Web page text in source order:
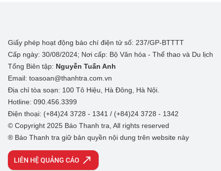
Giấy phép hoạt động báo chí điện tử số: 237/GP-BTTTT
Cấp ngày: 30/08/2024; Nơi cấp: Bộ Văn hóa - Thể thao và Du lịch
Tổng Biên tập: Nguyễn Tuấn Anh
Email: toasoan@thanhtra.com.vn
Địa chỉ tòa soạn: 100 Tô Hiệu, Hà Đông, Hà Nội.
Hotline: 090.456.3399
Điện thoại: (+84)24 3728 - 1341 / (+84)24 3728 - 1342
© Copyright 2025 Báo Thanh tra, All rights reserved
® Báo Thanh tra giữ bản quyền nội dung trên website này
LIÊN HỆ QUẢNG CÁO